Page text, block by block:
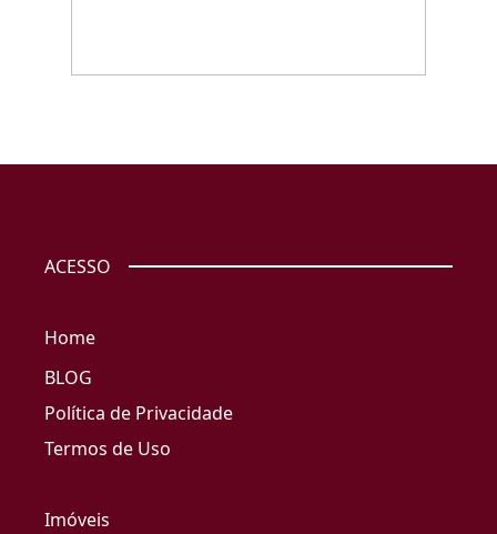
ACESSO
Home
BLOG
Política de Privacidade
Termos de Uso
Imóveis